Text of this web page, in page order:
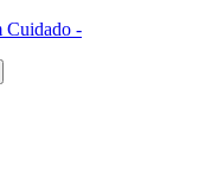
Cuidado -